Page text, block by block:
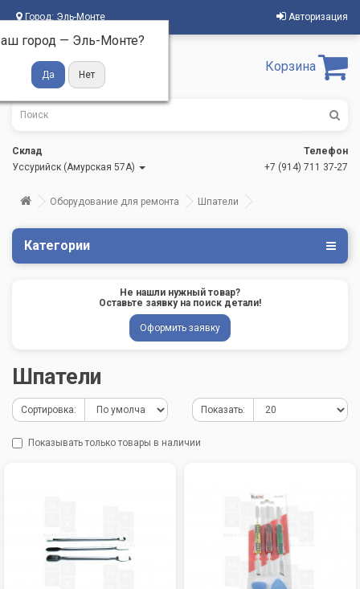
Город: Эль-Монте
город — Эль-Монте?
Авторизация
Корзина
Склад
Уссурийск (Амурская 57А)
Телефон
+7 (914) 711 37-27
Оборудование для ремонта Шпатели
Категории
Не нашли нужный товар?
Оставьте заявку на поиск детали!
Оформить заявку
Шпатели
Сортировка: Показать:
Показывать только товары в наличии